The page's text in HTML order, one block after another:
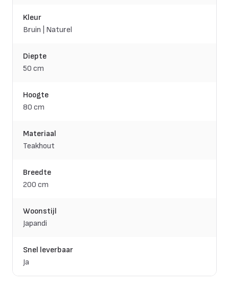
Kleur
Bruin | Naturel
Diepte
50 cm
Hoogte
80 cm
Materiaal
Teakhout
Breedte
200 cm
Woonstijl
Japandi
Snel leverbaar
Ja